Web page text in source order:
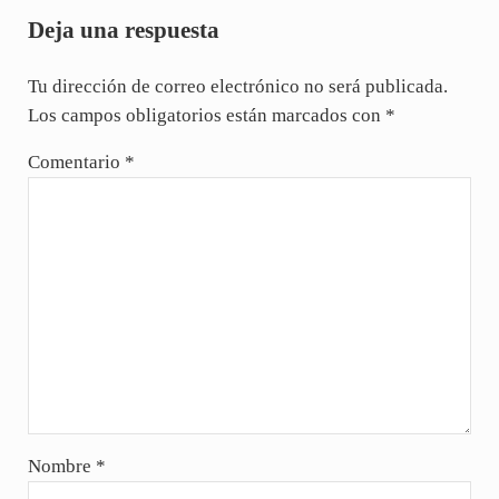
Deja una respuesta
Tu dirección de correo electrónico no será publicada.
Los campos obligatorios están marcados con *
Comentario *
Nombre *